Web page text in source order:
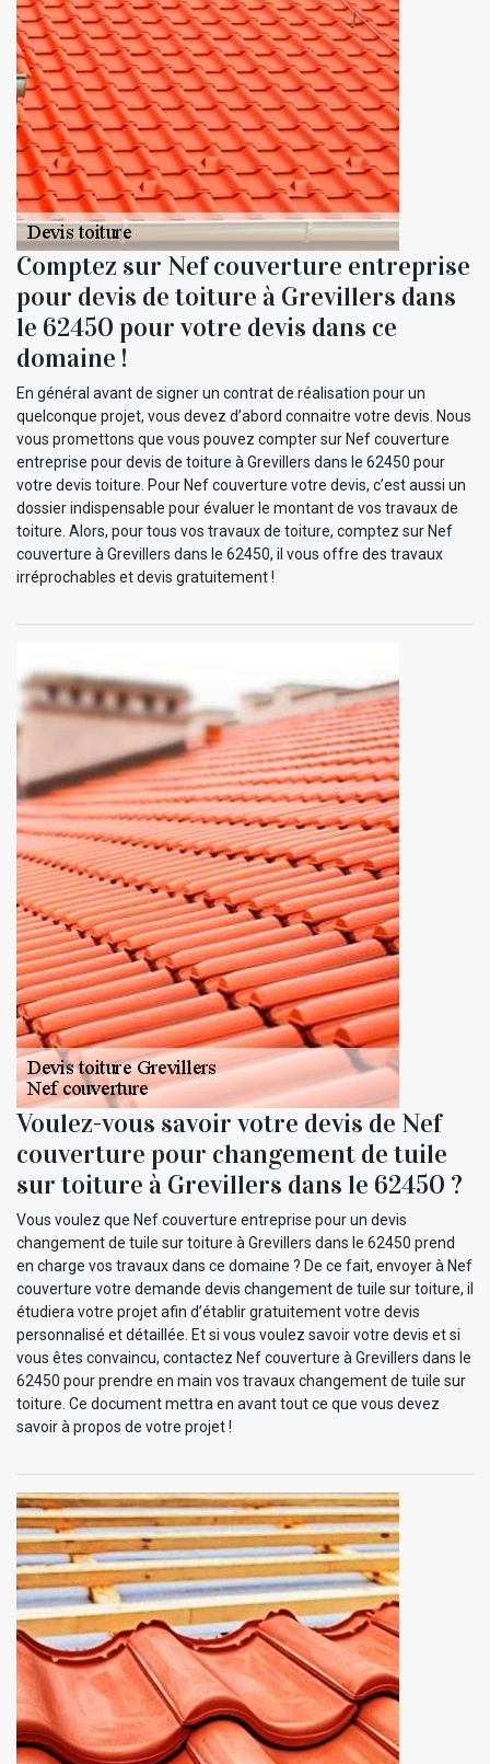
Comptez sur Nef couverture entreprise
pour devis de toiture à Grevillers dans
le 62450 pour votre devis dans ce
domaine !
En général avant de signer un contrat de réalisation pour un
quelconque projet, vous devez d’abord connaitre votre devis. Nous
vous promettons que vous pouvez compter sur Nef couverture
entreprise pour devis de toiture à Grevillers dans le 62450 pour
votre devis toiture. Pour Nef couverture votre devis, c’est aussi un
dossier indispensable pour évaluer le montant de vos travaux de
toiture. Alors, pour tous vos travaux de toiture, comptez sur Nef
couverture à Grevillers dans le 62450, il vous offre des travaux
irréprochables et devis gratuitement !
Voulez-vous savoir votre devis de Nef
couverture pour changement de tuile
sur toiture à Grevillers dans le 62450 ?
Vous voulez que Nef couverture entreprise pour un devis
changement de tuile sur toiture à Grevillers dans le 62450 prend
en charge vos travaux dans ce domaine ? De ce fait, envoyer à Nef
couverture votre demande devis changement de tuile sur toiture, il
étudiera votre projet afin d’établir gratuitement votre devis
personnalisé et détaillée. Et si vous voulez savoir votre devis et si
vous êtes convaincu, contactez Nef couverture à Grevillers dans le
62450 pour prendre en main vos travaux changement de tuile sur
toiture. Ce document mettra en avant tout ce que vous devez
savoir à propos de votre projet !